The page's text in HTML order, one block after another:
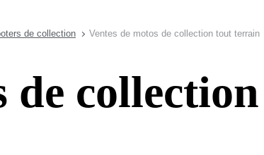
de collection Ventes de motos de collection tout terrain
de